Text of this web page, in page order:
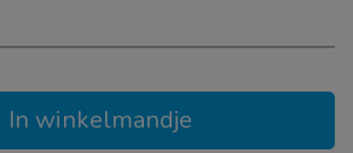
In winkelmandje